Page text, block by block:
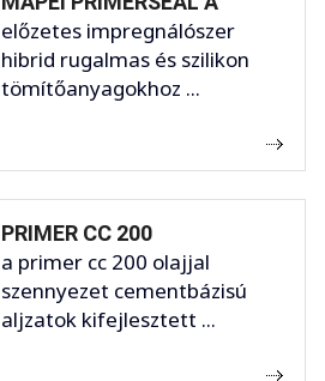
előzetes impregnálószer
hibrid rugalmas és szilikon
tömítőanyagokhoz ...
PRIMER CC 200
a primer cc 200 olajjal
szennyezet cementbázisú
aljzatok kifejlesztett ...